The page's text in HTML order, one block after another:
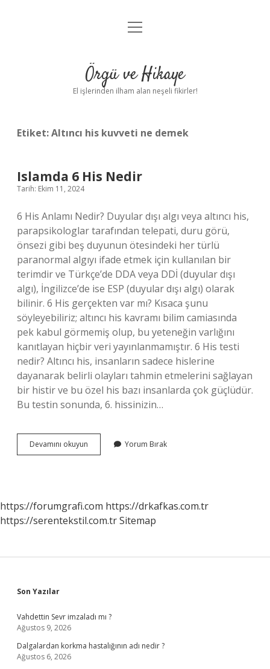
Anasayfa
Yasal Uyarı
menüyü
Örgü ve Hikaye
El işlerinden ilham alan neşeli fikirler!
Etiket:Altıncı his kuvveti ne demek
Islamda 6 His Nedir
Tarih: Ekim 11, 2024
6 His Anlamı Nedir? Duyular dışı algı veya altıncı his,
parapsikologlar tarafından telepati, duru görü,
önsezi gibi beş duyunun ötesindeki her türlü
paranormal algıyı ifade etmek için kullanılan bir
terimdir ve Türkçe’de DDA veya DDİ (duyular dışı
algı), İngilizce’de ise ESP (duyular dışı algı) olarak
bilinir. 6 His gerçekten var mı? Kısaca şunu
söyleyebiliriz; altıncı his kavramı bilim camiasında
pek kabul görmemiş olup, bu yeteneğin varlığını
kanıtlayan hiçbir veri yayınlanmamıştır. 6 His testi
nedir? Altıncı his, insanların sadece hislerine
dayanarak belirli olayları tahmin etmelerini sağlayan
bir histir ve bu özel his bazı insanlarda çok güçlüdür.
Bu testin sonunda, 6. hissinizin…
Devamını okuyun Islamda
6
Yorum Bırak
https://forumgrafi.com https://drkafkas.com.tr
https://serentekstil.com.trSitemap
Sidebar
Son Yazılar
Vahdettin Sevr imzaladı mı ?
Ağustos 9, 2026
Dalgalardan korkma hastalığının adı nedir ?
Ağustos 6, 2026